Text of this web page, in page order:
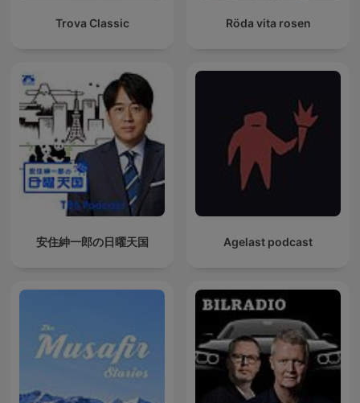
Trova Classic Röda vita rosen
安住紳一郎の日曜天国 Agelast podcast